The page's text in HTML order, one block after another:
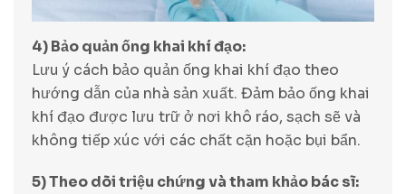
4) Bảo quản ống khai khí đạo:
Lưu ý cách bảo quản ống khai khí đạo theo
hướng dẫn của nhà sản xuất. Đảm bảo ống khai
khí đạo được lưu trữ ở nơi khô ráo, sạch sẽ và
không tiếp xúc với các chất cặn hoặc bụi bẩn.
5) Theo dõi triệu chứng và tham khảo bác sĩ: